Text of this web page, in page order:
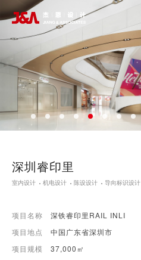
深圳睿印里
室内设计 机电设计 陈设设计 导向标识设计
项目名称
深铁睿印里RAIL INLI
项目地点
中国广东省深圳市
项目规模
37,000㎡